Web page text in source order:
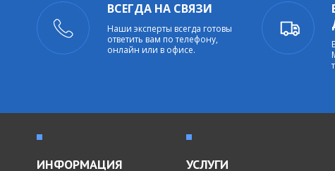
ВСЕГДА НА СВЯЗИ
Наши эксперты всегда готовы
ответить вам по телефону,
онлайн или в офисе.
ИНФОРМАЦИЯ УСЛУГИ